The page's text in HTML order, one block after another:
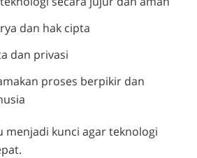
dan hak cipta
dan privasi
proses berpikir dan
menjadi kunci agar teknologi